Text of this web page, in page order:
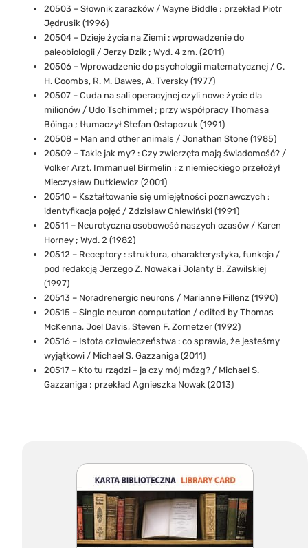
20503 – Słownik zarazków / Wayne Biddle ; przekład Piotr
Jędrusik (1996)
20504 – Dzieje życia na Ziemi : wprowadzenie do
paleobiologii / Jerzy Dzik ; Wyd. 4 zm. (2011)
20506 – Wprowadzenie do psychologii matematycznej / C.
H. Coombs, R. M. Dawes, A. Tversky (1977)
20507 – Cuda na sali operacyjnej czyli nowe życie dla
milionów / Udo Tschimmel ; przy współpracy Thomasa
Böinga ; tłumaczył Stefan Ostapczuk (1991)
20508 – Man and other animals / Jonathan Stone (1985)
20509 – Takie jak my? : Czy zwierzęta mają świadomość? /
Volker Arzt, Immanuel Birmelin ; z niemieckiego przełożył
Mieczysław Dutkiewicz (2001)
20510 – Kształtowanie się umiejętności poznawczych :
identyfikacja pojęć / Zdzisław Chlewiński (1991)
20511 – Neurotyczna osobowość naszych czasów / Karen
Horney ; Wyd. 2 (1982)
20512 – Receptory : struktura, charakterystyka, funkcja /
pod redakcją Jerzego Z. Nowaka i Jolanty B. Zawilskiej
(1997)
20513 – Noradrenergic neurons / Marianne Fillenz (1990)
20515 – Single neuron computation / edited by Thomas
McKenna, Joel Davis, Steven F. Zornetzer (1992)
20516 – Istota człowieczeństwa : co sprawia, że jesteśmy
wyjątkowi / Michael S. Gazzaniga (2011)
20517 – Kto tu rządzi – ja czy mój mózg? / Michael S.
Gazzaniga ; przekład Agnieszka Nowak (2013)